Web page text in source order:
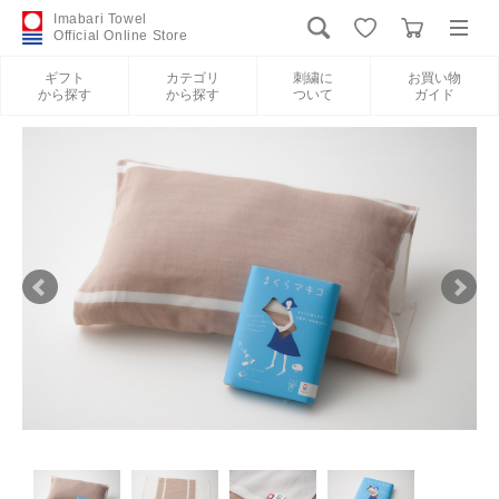
Imabari Towel
Official Online Store
ギフト
から探す
カテゴリ
から探す
刺繍に
ついて
お買い物
ガイド
新規会員登録
ギフトから探す
カテゴリから探す
刺繍について